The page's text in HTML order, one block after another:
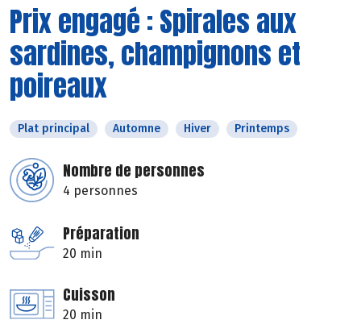
Prix engagé : Spirales aux
sardines, champignons et
poireaux
Plat principal Automne Hiver Printemps
Nombre de personnes
4 personnes
Préparation
20 min
Cuisson
20 min